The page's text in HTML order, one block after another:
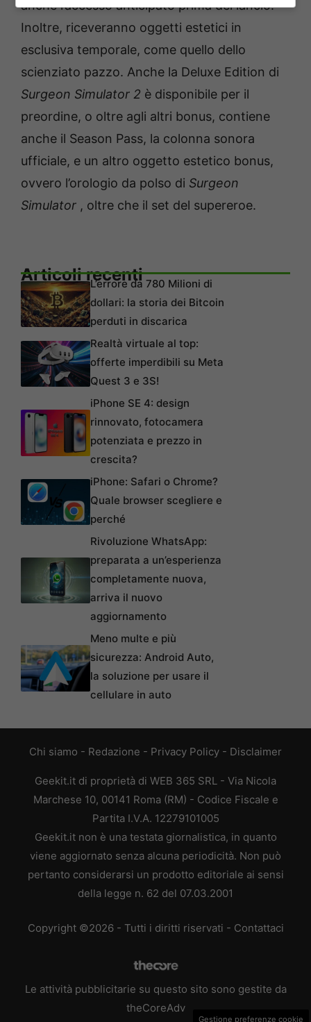
anche l’accesso anticipato prima del lancio.
Inoltre, riceveranno oggetti estetici in
esclusiva temporale, come quello dello
scienziato pazzo. Anche la Deluxe Edition di
Surgeon Simulator 2 è disponibile per il
preordine, o oltre agli altri bonus, contiene
anche il Season Pass, la colonna sonora
ufficiale, e un altro oggetto estetico bonus,
ovvero l’orologio da polso di Surgeon
Simulator , oltre che il set del supereroe.
Articoli recentiL’errore da 780 Milioni di
dollari: la storia dei Bitcoin
perduti in discarica
Realtà virtuale al top:
offerte imperdibili su Meta
Quest 3 e 3S!
iPhone SE 4: design
rinnovato, fotocamera
potenziata e prezzo in
crescita?
iPhone: Safari o Chrome?
Quale browser scegliere e
perché
Rivoluzione WhatsApp:
preparata a un’esperienza
completamente nuova,
arriva il nuovo
aggiornamento
Meno multe e più
sicurezza: Android Auto,
la soluzione per usare il
cellulare in auto
Chi siamo - Redazione - Privacy Policy - Disclaimer
Geekit.it di proprietà di WEB 365 SRL - Via Nicola
Marchese 10, 00141 Roma (RM) - Codice Fiscale e
Partita I.V.A. 12279101005
Geekit.it non è una testata giornalistica, in quanto
viene aggiornato senza alcuna periodicità. Non può
pertanto considerarsi un prodotto editoriale ai sensi
della legge n. 62 del 07.03.2001
Copyright ©2026 - Tutti i diritti riservati - Contattaci
Le attività pubblicitarie su questo sito sono gestite da
theCoreAdv
Gestione preferenze cookie